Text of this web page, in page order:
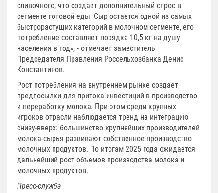
сливочного, что создает дополнительный спрос в
сегменте готовой еды. Сыр остается одной из самых
быстрорастущих категорий в молочном сегменте, его
потребление составляет порядка 10,5 кг на душу
населения в год», - отмечает заместитель
Председателя Правления Россельхозбанка Денис
Константинов.
Рост потребления на внутреннем рынке создает
предпосылки для притока инвестиций в производство
и переработку молока. При этом среди крупных
игроков отрасли наблюдается тренд на интеграцию
снизу-вверх: большинство крупнейших производителей
молока-сырья развивают собственное производство
молочных продуктов. По итогам 2025 года ожидается
дальнейший рост объемов производства молока и
молочных продуктов.
Пресс-служба